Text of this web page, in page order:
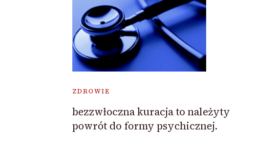
ZDROWIE
bezzwłoczna kuracja to należyty
powrót do formy psychicznej.